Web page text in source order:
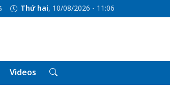
Thứ hai, 10/08/2026 - 11:06
Videos